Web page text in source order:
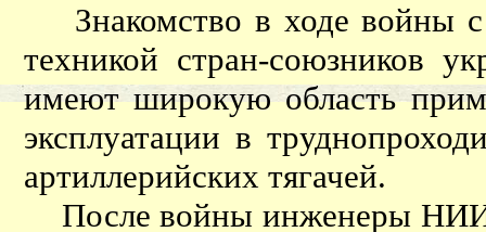
Знакомство в ходе войны с
техникой стран-союзников
имеют широкую область
эксплуатации в
артиллерийских тягачей.
После войны инженеры